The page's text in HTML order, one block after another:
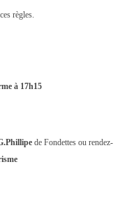
règles.
à 17h15
de Fondettes ou rendez-